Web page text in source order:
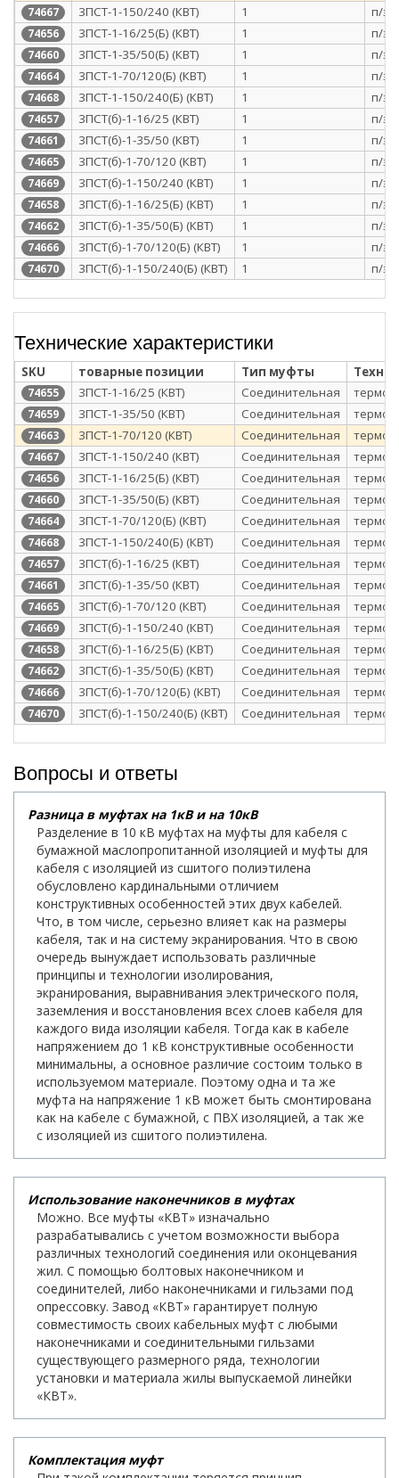
74667 3ПСТ-1-150/240 (КВТ) 1 п/э
74656 3ПСТ-1-16/25(Б) (КВТ) 1 п/э
74660 3ПСТ-1-35/50(Б) (КВТ) 1 п/э
74664 3ПСТ-1-70/120(Б) (КВТ) 1 п/э
74668 3ПСТ-1-150/240(Б) (КВТ) 1 п/э
74657 3ПСТ(б)-1-16/25 (КВТ) 1 п/э
74661 3ПСТ(б)-1-35/50 (КВТ) 1 п/э
74665 3ПСТ(б)-1-70/120 (КВТ) 1 п/э
74669 3ПСТ(б)-1-150/240 (КВТ) 1 п/э
74658 3ПСТ(б)-1-16/25(Б) (КВТ) 1 п/э
74662 3ПСТ(б)-1-35/50(Б) (КВТ) 1 п/э
74666 3ПСТ(б)-1-70/120(Б) (КВТ) 1 п/э
74670 3ПСТ(б)-1-150/240(Б) (КВТ) 1 п/э
Технические характеристики
SKU товарные позиции Тип муфты
74655 3ПСТ-1-16/25 (КВТ) Соединительная
74659 3ПСТ-1-35/50 (КВТ) Соединительная
74663 3ПСТ-1-70/120 (КВТ) Соединительная
74667 3ПСТ-1-150/240 (КВТ) Соединительная
74656 3ПСТ-1-16/25(Б) (КВТ) Соединительная
74660 3ПСТ-1-35/50(Б) (КВТ) Соединительная
74664 3ПСТ-1-70/120(Б) (КВТ) Соединительная
74668 3ПСТ-1-150/240(Б) (КВТ) Соединительная
74657 3ПСТ(б)-1-16/25 (КВТ) Соединительная
74661 3ПСТ(б)-1-35/50 (КВТ) Соединительная
74665 3ПСТ(б)-1-70/120 (КВТ) Соединительная
74669 3ПСТ(б)-1-150/240 (КВТ) Соединительная
74658 3ПСТ(б)-1-16/25(Б) (КВТ) Соединительная
74662 3ПСТ(б)-1-35/50(Б) (КВТ) Соединительная
74666 3ПСТ(б)-1-70/120(Б) (КВТ) Соединительная
74670 3ПСТ(б)-1-150/240(Б) (КВТ) Соединительная
Вопросы и ответы
Разница в муфтах на 1кВ и на 10кВ
Разделение в 10 кВ муфтах на муфты для кабеля с
бумажной маслопропитанной изоляцией и муфты для
кабеля с изоляцией из сшитого полиэтилена
обусловлено кардинальными отличием
конструктивных особенностей этих двух кабелей.
Что, в том числе, серьезно влияет как на размеры
кабеля, так и на систему экранирования. Что в свою
очередь вынуждает использовать различные
принципы и технологии изолирования,
экранирования, выравнивания электрического поля,
заземления и восстановления всех слоев кабеля для
каждого вида изоляции кабеля. Тогда как в кабеле
напряжением до 1 кВ конструктивные особенности
минимальны, а основное различие состоим только в
используемом материале. Поэтому одна и та же
муфта на напряжение 1 кВ может быть смонтирована
как на кабеле с бумажной, с ПВХ изоляцией, а так же
с изоляцией из сшитого полиэтилена.
Использование наконечников в муфтах
Можно. Все муфты «КВТ» изначально
разрабатывались с учетом возможности выбора
различных технологий соединения или оконцевания
жил. С помощью болтовых наконечником и
соединителей, либо наконечниками и гильзами под
опрессовку. Завод «КВТ» гарантирует полную
совместимость своих кабельных муфт с любыми
наконечниками и соединительными гильзами
существующего размерного ряда, технологии
установки и материала жилы выпускаемой линейки
«КВТ».
Комплектация муфт